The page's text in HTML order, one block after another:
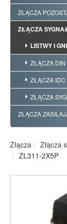
ZŁĄCZA
ZŁĄCZA
LISTWY I
ZŁĄCZA
ZŁĄCZA IDC
ZŁĄCZA
ZŁĄCZA
Złącza Złącza
ZL311-2X5P